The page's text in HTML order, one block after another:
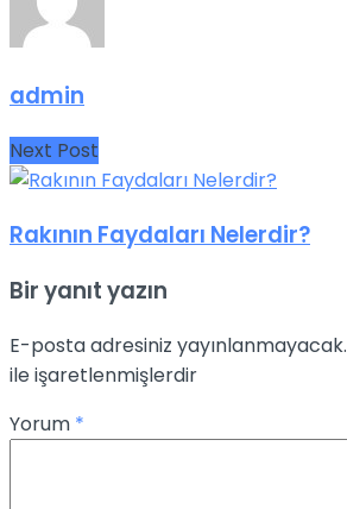
admin
Next Post
Rakının Faydaları Nelerdir?
Bir yanıt yazın
E-posta adresiniz yayınlanmayacak.
ile işaretlenmişlerdir
Yorum *